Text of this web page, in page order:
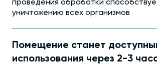
проведения обработки
уничтожению всех организмов
Помещение станет
использования через 2-3